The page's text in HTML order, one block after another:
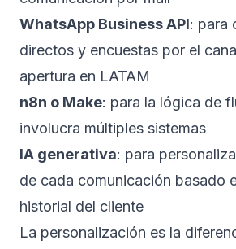
WhatsApp Business API: para
directos y encuestas por el
apertura en LATAM
n8n o Make: para la lógica de
involucra múltiples sistemas
IA generativa: para
de cada comunicación basado
historial del cliente
La personalización es la